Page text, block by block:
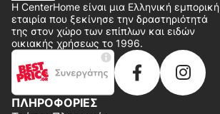
Η CenterHome είναι μια Ελληνική εμπορική
εταιρία που ξεκίνησε την δραστηριότητά
της στον χώρο των επίπλων και ειδών
οικιακής χρήσεως το 1996.
ΠΛΗΡΟΦΟΡΙΕΣ